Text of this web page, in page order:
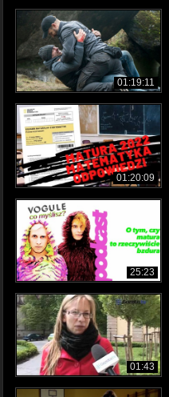
01:19:11
01:20:09
25:23
01:43